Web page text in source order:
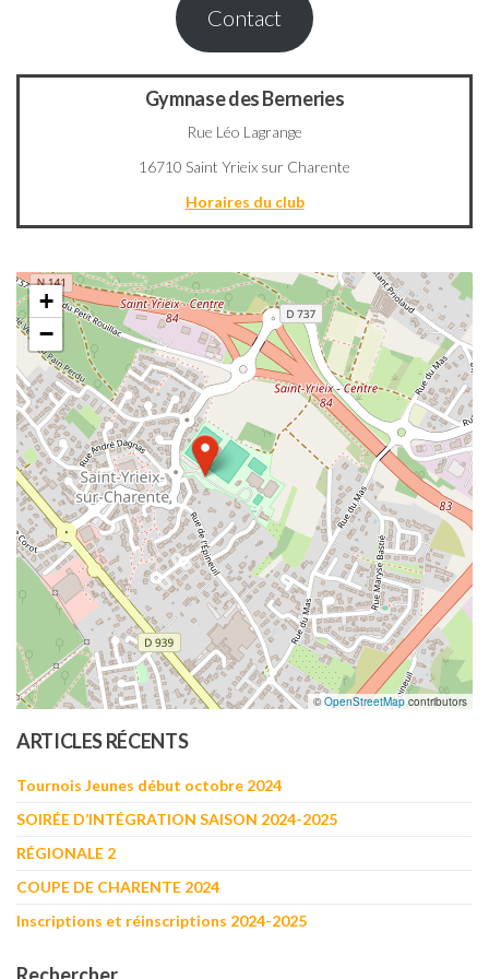
Contact
Gymnase des Berneries
Rue Léo Lagrange
16710 Saint Yrieix sur Charente
Horaires du club
+
−
©OpenStreetMap contributors
ARTICLES RÉCENTS
Tournois Jeunes début octobre 2024
SOIRÉE D’INTÉGRATION SAISON 2024-2025
RÉGIONALE 2
COUPE DE CHARENTE 2024
Inscriptions et réinscriptions 2024-2025